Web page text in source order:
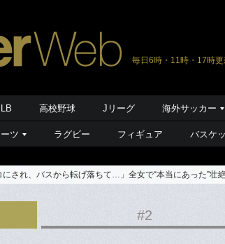
毎日6時・11時・17時更
高校野球 Jリーグ 海外サッカー
ツ ラグビー フィギュア バスケ
にされ、バスから転げ落ちて…」全女で“本当にあった”
#2